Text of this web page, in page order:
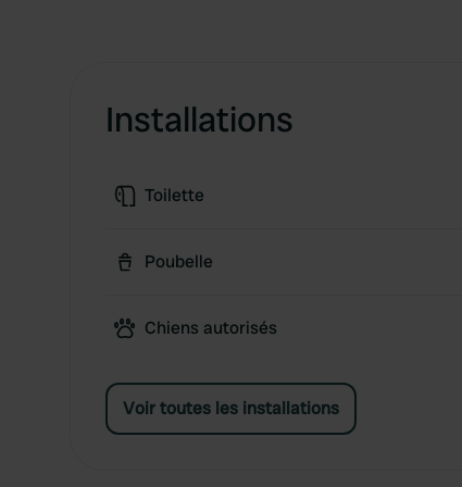
Installations
Toilette
Poubelle
Chiens autorisés
Voir toutes les installations